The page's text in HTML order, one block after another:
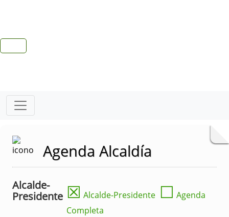
Agenda Alcaldía
Alcalde-
Presidente ☒ Alcalde-Presidente ☐ Agenda
Completa